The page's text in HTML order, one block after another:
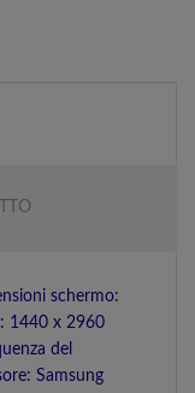
schermo:
1440 x 2960
del
Samsung